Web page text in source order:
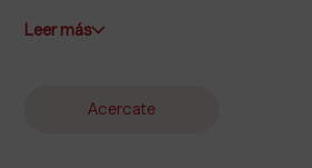
Leer más
Acercate